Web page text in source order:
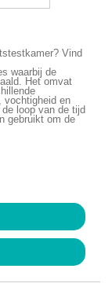
Vind
waarbij de
Het omvat
vochtigheid en
loop van de tijd
gebruikt om de